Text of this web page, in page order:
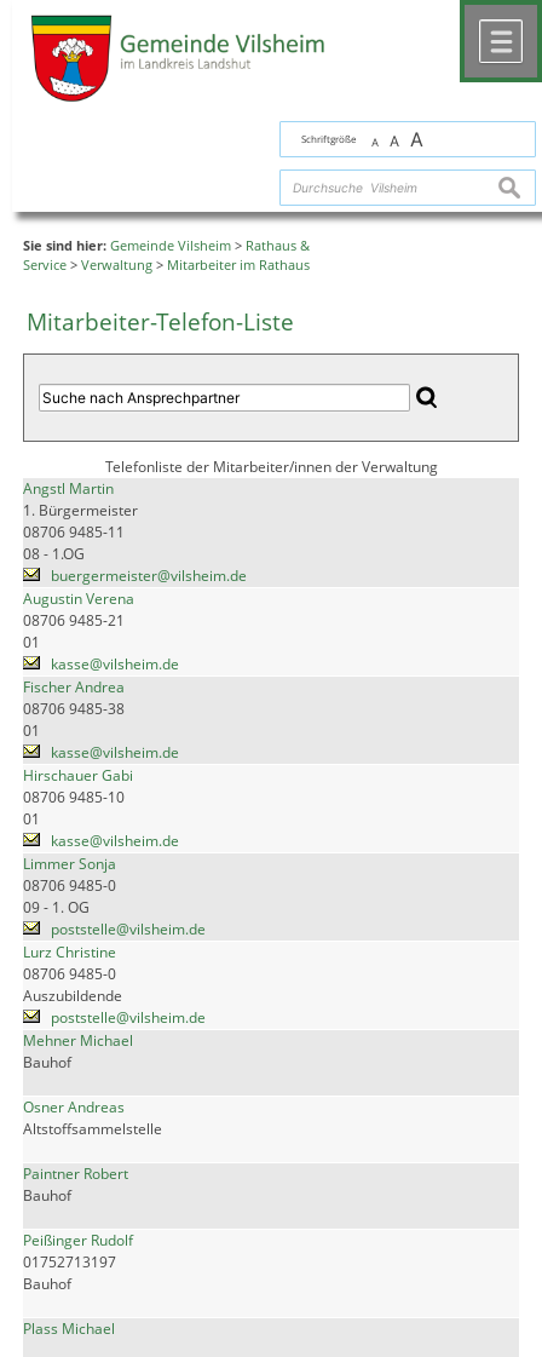
Schriftgröße A A A
Sie sind hier: Gemeinde Vilsheim > Rathaus &
Service > Verwaltung > Mitarbeiter im Rathaus
Mitarbeiter-Telefon-Liste
Telefonliste der Mitarbeiter/innen der Verwaltung
Angstl Martin
1. Bürgermeister
08706 9485-11
08 - 1.OG
buergermeister@vilsheim.de
Augustin Verena
08706 9485-21
01
kasse@vilsheim.de
Fischer Andrea
08706 9485-38
01
kasse@vilsheim.de
Hirschauer Gabi
08706 9485-10
01
kasse@vilsheim.de
Limmer Sonja
08706 9485-0
09 - 1. OG
poststelle@vilsheim.de
Lurz Christine
08706 9485-0
Auszubildende
poststelle@vilsheim.de
Mehner Michael
Bauhof
Osner Andreas
Altstoffsammelstelle
Paintner Robert
Bauhof
Peißinger Rudolf
01752713197
Bauhof
Plass Michael